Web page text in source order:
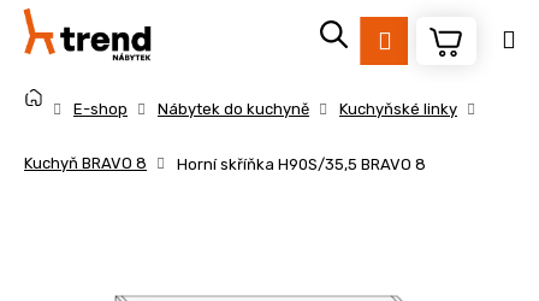
Přejít
obsah
Přihlášení
E-shop Nábytek do kuchyně Kuchyňské linky
Kuchyň BRAVO 8 Horní skříňka H90S/35,5 BRAVO 8